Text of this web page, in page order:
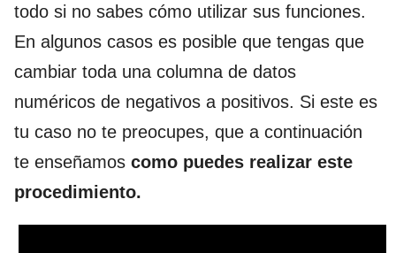
todo si no sabes cómo utilizar sus funciones.
En algunos casos es posible que tengas que
cambiar toda una columna de datos
numéricos de negativos a positivos. Si este es
tu caso no te preocupes, que a continuación
te enseñamos como puedes realizar este
procedimiento.